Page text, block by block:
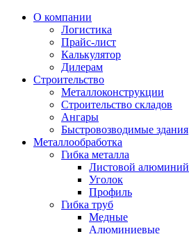
О компании
Логистика
Прайс-лист
Калькулятор
Дилерам
Строительство
Металлоконструкции
Строительство складов
Ангары
Быстровозводимые здания
Металлообработка
Гибка металла
Листовой алюминий
Уголок
Профиль
Гибка труб
Медные
Алюминиевые